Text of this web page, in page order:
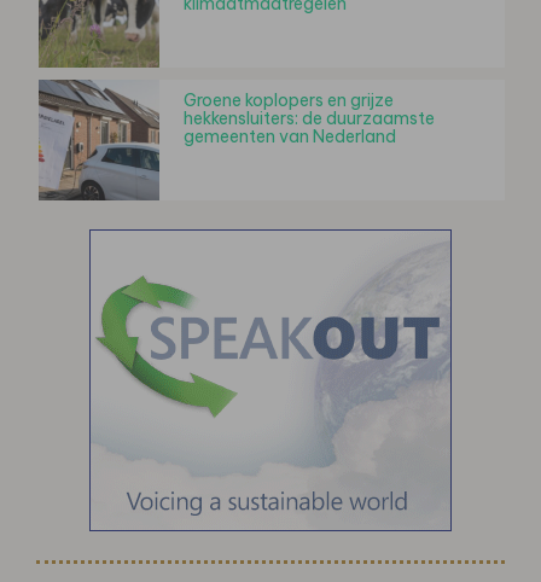
Groene koplopers en grijze
hekkensluiters: de duurzaamste
gemeenten van Nederland